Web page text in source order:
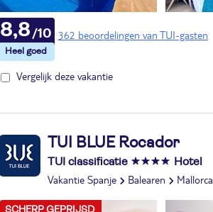
362 beoordelingen van TUI-gasten
8,8
Vergelijk deze vakantie
TUI BLUE Rocador
TUI classificatie Hotel
Vakantie Spanje Balearen Mallorca
SCHERP GEPRIJSD